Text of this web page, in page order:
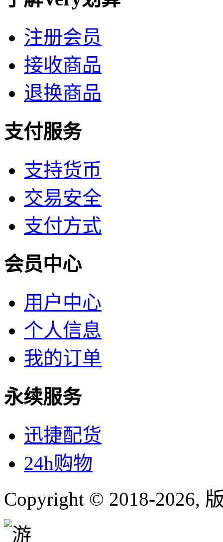
注册会员
接收商品
退换商品
支付服务
支持货币
交易安全
支付方式
会员中心
用户中心
个人信息
我的订单
永续服务
迅捷配货
24h购物
Copyright © 2018-2026,